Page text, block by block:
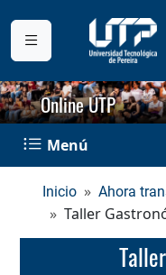
Online UTP
Menú
Inicio Ahora
Taller